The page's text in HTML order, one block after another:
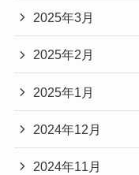
2025年3月
2025年2月
2025年1月
2024年12月
2024年11月